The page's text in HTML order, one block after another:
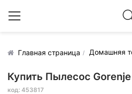
Главная страница Домашняя
Купить Пылесос Gorenje
код: 453817